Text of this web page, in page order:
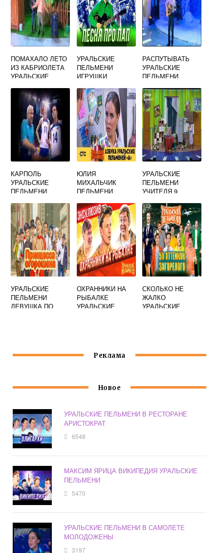
ПОМАХАЛО ЛЕТО
ИЗ КАБРИОЛЕТА
УРАЛЬСКИЕ
УРАЛЬСКИЕ
ПЕЛЬМЕНИ
ИГРУШКИ
ПЕСНЯ
РАСПУТЫВАТЬ
УРАЛЬСКИЕ
ПЕЛЬМЕНИ
КАРПОЛЬ
УРАЛЬСКИЕ
ПЕЛЬМЕНИ
ЮЛИЯ
МИХАЛЬЧИК
ПЕЛЬМЕНИ
УРАЛЬСКИЕ
ПЕЛЬМЕНИ
УЧИТЕЛЯ 9
УРАЛЬСКИЕ
ПЕЛЬМЕНИ
ДЕВУШКА ПО
ОХРАННИКИ НА
РЫБАЛКЕ
УРАЛЬСКИЕ
СКОЛЬКО НЕ
ЖАЛКО
УРАЛЬСКИЕ
Реклама
Новое
УРАЛЬСКИЕ ПЕЛЬМЕНИ В РЕСТОРАНЕ
АРИСТОКРАТ
6548
МАКСИМ ЯРИЦА ВИКИПЕДИЯ УРАЛЬСКИЕ
ПЕЛЬМЕНИ
5470
УРАЛЬСКИЕ ПЕЛЬМЕНИ В САМОЛЕТЕ
МОЛОДОЖЕНЫ
3197